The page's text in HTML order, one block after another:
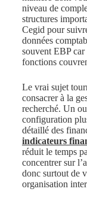
niveau de
structures
Cegid pour
données
souvent EBP car
fonctions
Le vrai sujet
consacrer à la
recherché. Un
configuration
détaillé des
indicateurs
réduit le temps
concentrer sur
donc surtout de
organisation